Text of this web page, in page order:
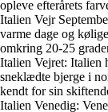
opleve efterårets
Italien Vejr
varme dage og
omkring 20-25
Italien Vejret: Italien
sneklædte bjerge i
kendt for sin
Italien Venedig: